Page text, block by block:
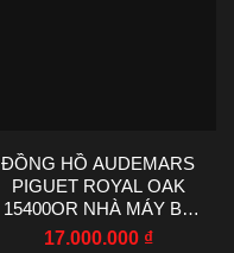
ĐỒNG HỒ AUDEMARS
PIGUET ROYAL OAK
15400OR NHÀ MÁY BF
V4 CHẾ TÁC 41MM
17.000.000 ₫